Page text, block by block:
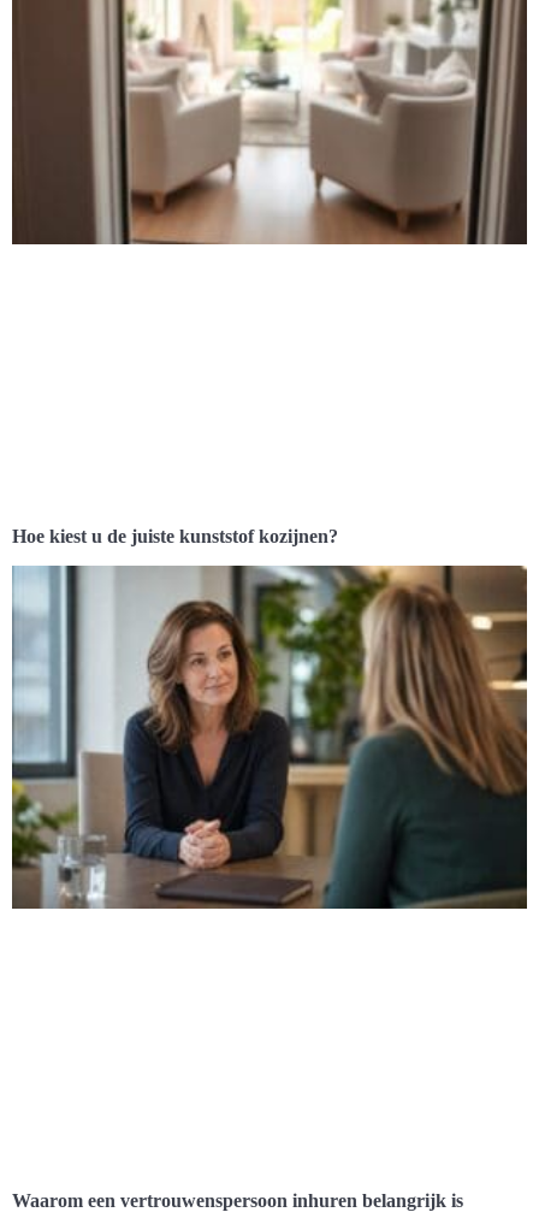
Hoe kiest u de juiste kunststof kozijnen?
Waarom een vertrouwenspersoon inhuren belangrijk is